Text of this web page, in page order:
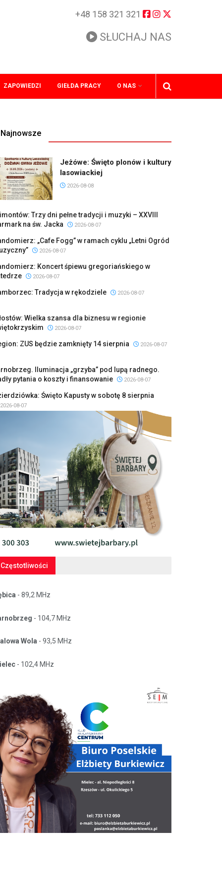
+48 158 321 321
SŁUCHAJ NAS
ZAPOWIEDZI GIEŁDA PRACY O NAS
Najnowsze
Jeżówe: Święto plonów i kultury
lasowiackiej
2026-08-08
Trzy dni pełne tradycji i muzyki – XXVIII
na św. Jacka
2026-08-07
„Cafe Fogg” w ramach cyklu „Letni Ogród
2026-08-07
Koncert śpiewu gregoriańskiego w
2026-08-07
Tradycja w rękodziele 2026-08-07
Wielka szansa dla biznesu w regionie
2026-08-07
ZUS będzie zamknięty 14 sierpnia 2026-08-07
Iluminacja „grzyba” pod lupą radnego.
pytania o koszty i finansowanie
2026-08-07
Święto Kapusty w sobotę 8 sierpnia
2026-08-07
Częstotliwości
- 89,2 MHz
- 104,7 MHz
Wola - 93,5 MHz
- 102,4 MHz